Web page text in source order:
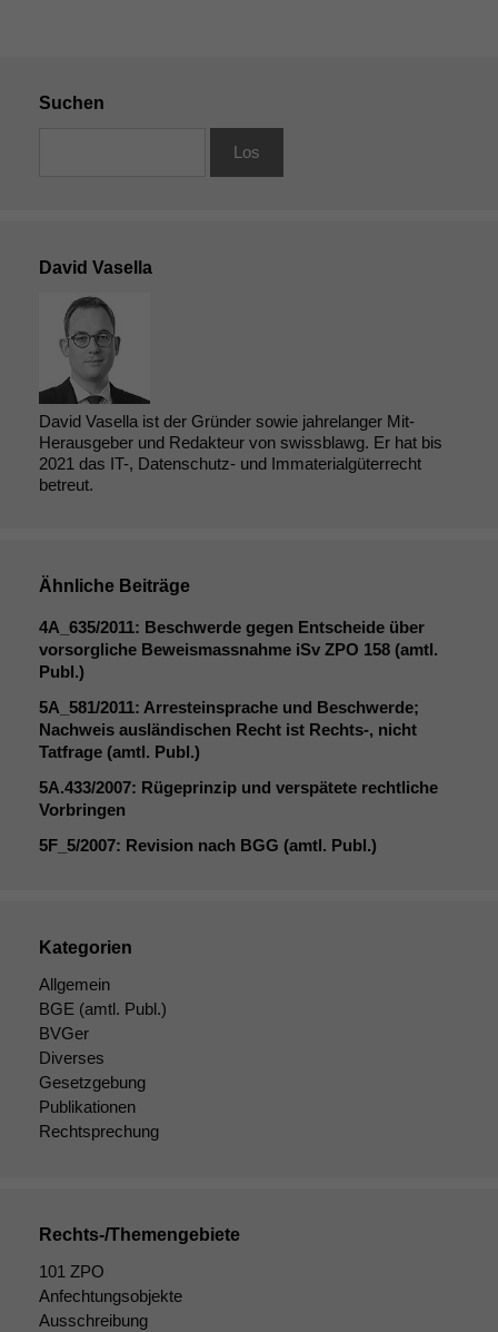
Suchen
David Vasella
David Vasella ist der Gründer sowie jahrelanger Mit-
Herausgeber und Redakteur von swissblawg. Er hat bis
2021 das IT-, Datenschutz- und Immaterialgüterrecht
betreut.
Ähnliche Beiträge
4A_635/2011: Beschwerde gegen Entscheide über
vorsorgliche Beweismassnahme iSv ZPO 158 (amtl.
Publ.)
5A_581/2011: Arresteinsprache und Beschwerde;
Nachweis ausländischen Recht ist Rechts‑, nicht
Tatfrage (amtl. Publ.)
5A.433/2007: Rügeprinzip und verspätete rechtliche
Vorbringen
5F_5/2007: Revision nach BGG (amtl. Publ.)
Kategorien
Allgemein
BGE (amtl. Publ.)
BVGer
Diverses
Gesetzgebung
Publikationen
Rechtsprechung
Rechts-/Themengebiete
101 ZPO
Anfechtungsobjekte
Ausschreibung